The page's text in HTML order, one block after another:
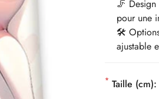
🦵
pour une
🛠️ Options
ajustable
* Taille (cm):